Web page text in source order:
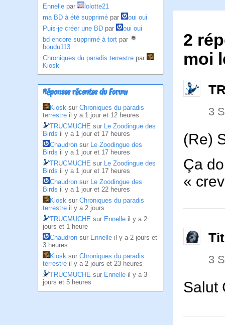
Ennelle par
lolotte21
ma BD à été supprimé par
oui oui
Puis-je créer une BD par
oui oui
bd encore supprimé à tort par
boudu113
Chroniques du paradis terrestre par
Kiosk
Réponses récentes du Forum
Kiosk sur Chroniques du paradis
terrestre il y a 1 jour et 12 heures
TRUCMUCHE sur Le Zoodingue des
Birds il y a 1 jour et 17 heures
Chaudron sur Le Zoodingue des
Birds il y a 1 jour et 17 heures
TRUCMUCHE sur Le Zoodingue des
Birds il y a 1 jour et 17 heures
Chaudron sur Le Zoodingue des
Birds il y a 1 jour et 22 heures
Kiosk sur Chroniques du paradis
terrestre il y a 2 jours
TRUCMUCHE sur Ennelle il y a 2
jours et 1 heure
Chaudron sur Ennelle il y a 2 jours et
3 heures
Kiosk sur Chroniques du paradis
terrestre il y a 2 jours et 23 heures
TRUCMUCHE sur Ennelle il y a 3
jours et 5 heures
2
moi
3
(Re)
Ça
«
3
Salut